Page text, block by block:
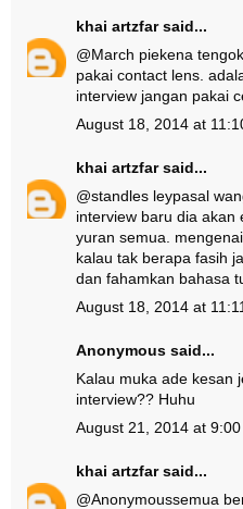
khai artzfarsaid...
@March piekena
pakai contact lens.
interview jangan pakai
August 18, 2014 at
khai artzfarsaid...
@standles leypasal
interview baru dia akan
yuran semua.
kalau tak berapa fasih
dan fahamkan bahasa
August 18, 2014 at
Anonymous said...
Kalau muka ade kesan
interview?? Huhu
August 21, 2014 at 9:00
khai artzfarsaid...
@Anonymoussemua